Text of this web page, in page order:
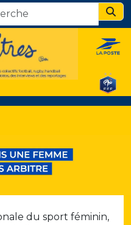
du sport féminin,